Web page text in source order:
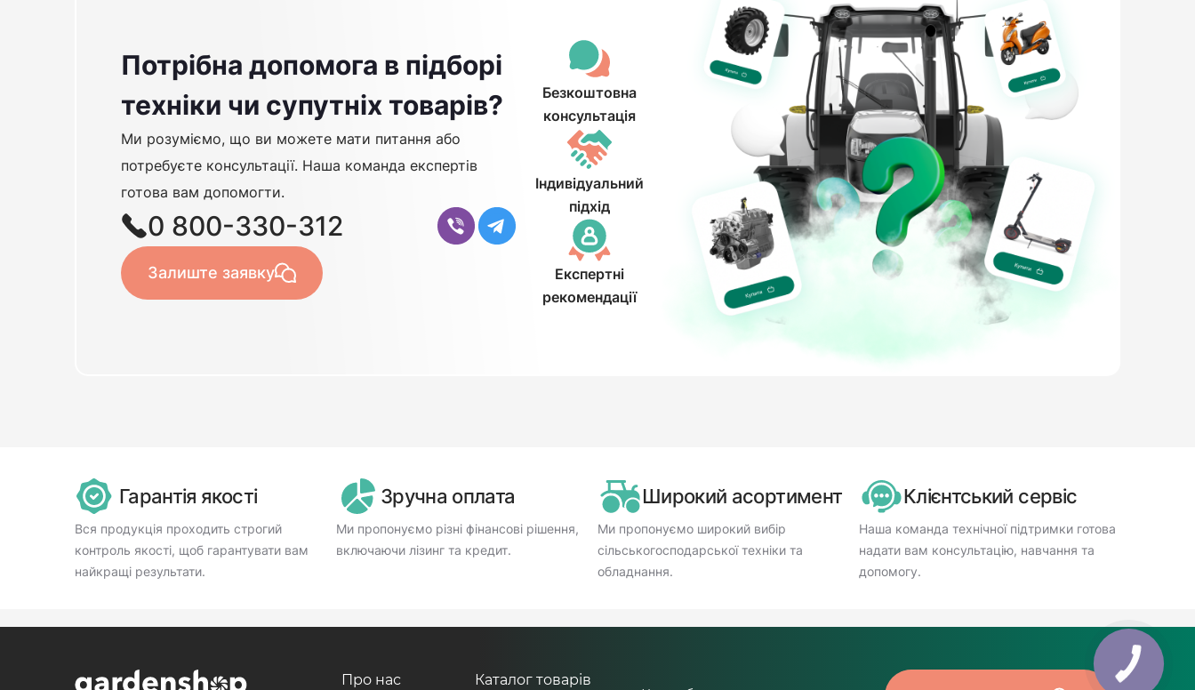
Потрібна допомога в підборі
техніки чи супутніх товарів?
Ми розуміємо, що ви можете мати питання або
потребуєте консультації. Наша команда експертів
готова вам допомогти.
0 800-330-312
Залиште заявку
Безкоштовна
консультація
Індивідуальний
підхід
Експертні
рекомендації
Гарантія якості
Вся продукція проходить строгий
контроль якості, щоб гарантувати вам
найкращі результати.
Зручна оплата
Ми пропонуємо різні фінансові рішення,
включаючи лізинг та кредит.
Широкий асортимент
Ми пропонуємо широкий вибір
сільськогосподарської техніки та
обладнання.
Клієнтський сервіс
Наша команда технічної підтримки готова
надати вам консультацію, навчання та
допомогу.
Про нас Каталог товарів